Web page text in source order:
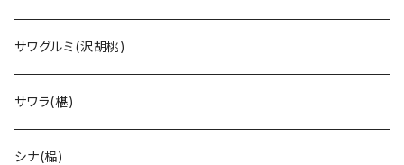
サワグルミ(沢胡桃)
サワラ(椹)
シナ(榀)